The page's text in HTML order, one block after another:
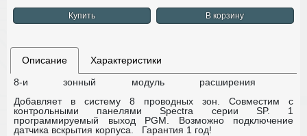
Купить В корзину
Описание
Характеристики
8-и зонный модуль расширения
Добавляет в систему 8 проводных зон. Совместим с
контрольными панелями Spectra серии SP. 1
программируемый выход PGM. Возможно подключение
датчика вскрытия корпуса.
Гарантия 1 год!